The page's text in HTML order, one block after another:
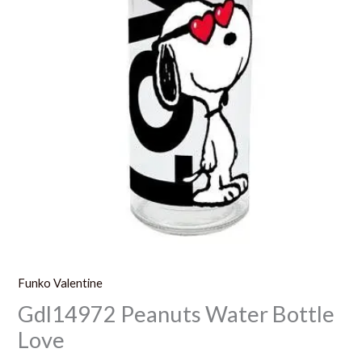
Funko Valentine
Gdl14972 Peanuts Water Bottle
Love